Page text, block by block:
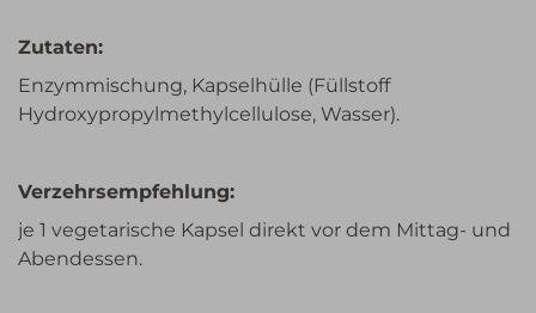
Zutaten:
Enzymmischung, Kapselhülle (Füllstoff
Hydroxypropylmethylcellulose, Wasser).
Verzehrsempfehlung:
je 1 vegetarische Kapsel direkt vor dem Mittag- und
Abendessen.